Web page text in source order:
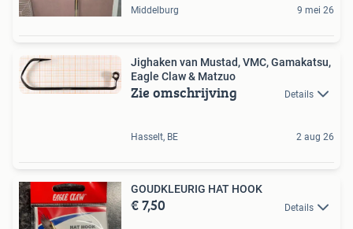
Middelburg 9 mei 26
Jighaken van Mustad, VMC, Gamakatsu,
Eagle Claw & Matzuo
Zie omschrijving Details
Hasselt, BE 2 aug 26
GOUDKLEURIG HAT HOOK
€ 7,50 Details